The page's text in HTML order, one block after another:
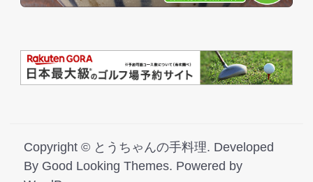
Copyright © とうちゃんの手料理. Developed
By Good Looking Themes. Powered by